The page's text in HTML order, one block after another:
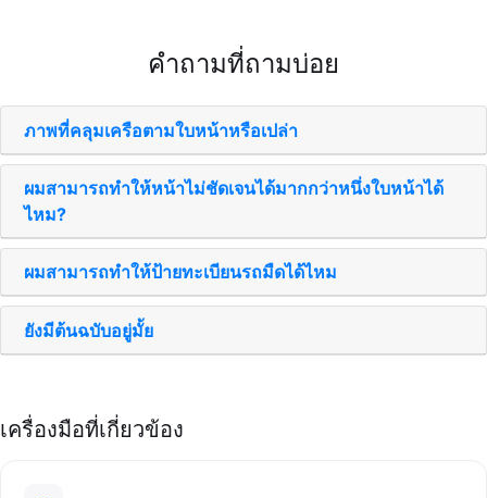
คำถามที่ถามบ่อย
ภาพที่คลุมเครือตามใบหน้าหรือเปล่า
ผมสามารถทำให้หน้าไม่ชัดเจนได้มากกว่าหนึ่งใบหน้าได้
ไหม?
ผมสามารถทำให้ป้ายทะเบียนรถมืดได้ไหม
ยังมีต้นฉบับอยู่มั้ย
เครื่องมือที่เกี่ยวข้อง